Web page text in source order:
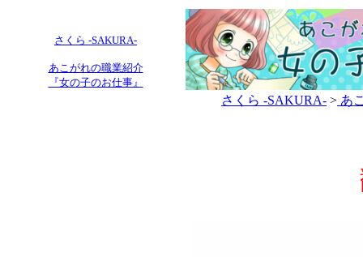
さくら -SAKURA-
あこがれの職業紹介
『女の子のお仕事』
さくら -SAKURA- > あ